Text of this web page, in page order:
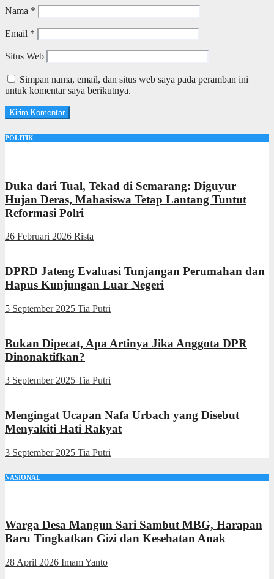
Nama *
Email *
Situs Web
Simpan nama, email, dan situs web saya pada peramban ini
untuk komentar saya berikutnya.
POLITIK
Duka dari Tual, Tekad di Semarang: Diguyur
Hujan Deras, Mahasiswa Tetap Lantang Tuntut
Reformasi Polri
26 Februari 2026 Rista
DPRD Jateng Evaluasi Tunjangan Perumahan dan
Hapus Kunjungan Luar Negeri
5 September 2025 Tia Putri
Bukan Dipecat, Apa Artinya Jika Anggota DPR
Dinonaktifkan?
3 September 2025 Tia Putri
Mengingat Ucapan Nafa Urbach yang Disebut
Menyakiti Hati Rakyat
3 September 2025 Tia Putri
NASIONAL
Warga Desa Mangun Sari Sambut MBG, Harapan
Baru Tingkatkan Gizi dan Kesehatan Anak
28 April 2026 Imam Yanto